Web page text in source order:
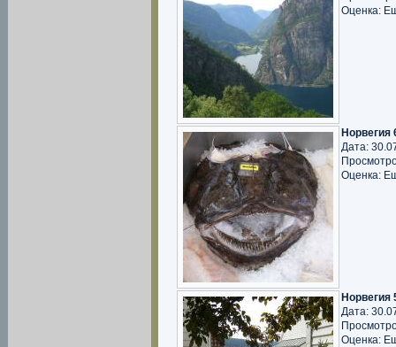
Оценка:
Норвегия
Дата:
Оценка:
Норвегия
Дата:
Оценка: